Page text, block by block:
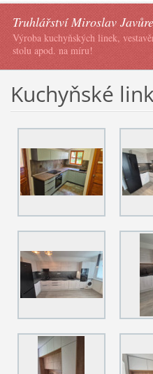
Truhlářství Miroslav
Výroba kuchyňských linek,
stolu apod. na míru!
Kuchyňské